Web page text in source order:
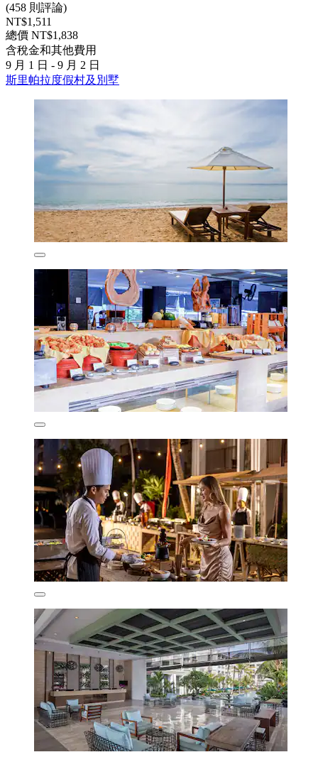
(458 則評論)
NT$1,511
總價 NT$1,838
含稅金和其他費用
9 月 1 日 - 9 月 2 日
斯里帕拉度假村及別墅